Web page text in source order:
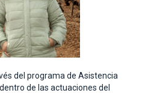
del programa de Asistencia
de las actuaciones del